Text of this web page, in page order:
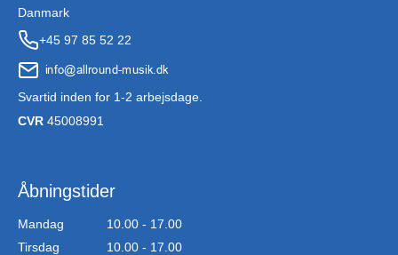
Danmark
+45 97 85 52 22
Svartid inden for 1-2 arbejsdage.
CVR 45008991
Åbningstider
Mandag
10.00 - 17.00
Tirsdag
10.00 - 17.00